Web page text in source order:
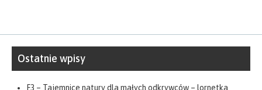
Ostatnie wpisy
F3 – Tajemnice natury dla małych odkrywców – lornetka